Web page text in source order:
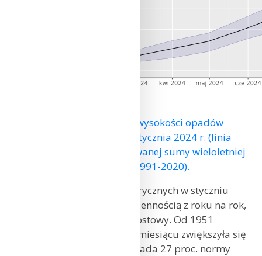
Skumulowana suma wysokości opadów
atmosferycznych od 1 stycznia 2024 r. (linia
czerwona) na tle skumulowanej sumy wieloletniej
(linia czarna, 1991-2020).
Wysokość opadów atmosferycznych w styczniu
charakteryzuje się dużą zmiennością z roku na rok,
ale widoczny jest trend wzrostowy. Od 1951
r. wysokość opadów w tym miesiącu zwiększyła się
o prawie 10 mm, co odpowiada 27 proc. normy